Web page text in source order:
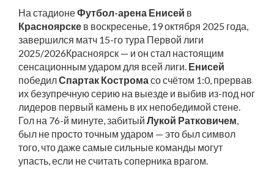
На стадионеФутбол-арена Енисей в
Красноярске в воскресенье, 19 октября 2025 года,
завершился матч 15-го тура Первой лиги
2025/2026Красноярск — и он стал настоящим
сенсационным ударом для всей лиги. Енисей
победилСпартак Костромасо счётом 1:0, прервав
их безупречную серию на выезде и выбив из-под ног
лидеров первый камень в их непобедимой стене.
Гол на 76-й минуте, забитый Лукой Ратковичем,
был не просто точным ударом — это был символ
того, что даже самые сильные команды могут
упасть, если не считать соперника врагом.